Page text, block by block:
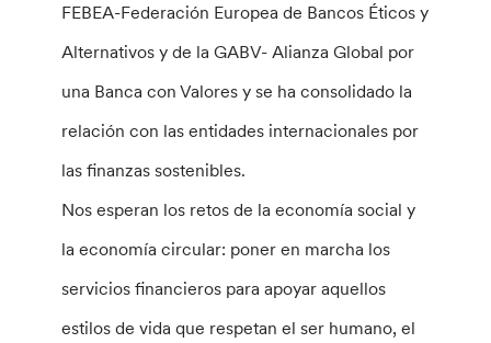
FEBEA-Federación Europea de Bancos Éticos y
Alternativos y de la GABV- Alianza Global por
una Banca con Valores y se ha consolidado la
relación con las entidades internacionales por
las finanzas sostenibles.
Nos esperan los retos de la economía social y
la economía circular: poner en marcha los
servicios financieros para apoyar aquellos
estilos de vida que respetan el ser humano, el